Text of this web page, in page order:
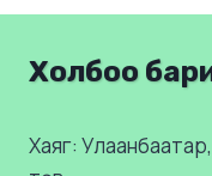
Холбоо
Хаяг: